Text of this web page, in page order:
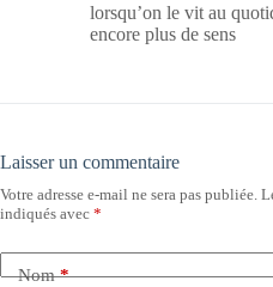
lorsqu’on le vit au
encore plus de sens
Laisser un commentaire
Votre adresse e-mail ne sera pas publiée.
indiqués avec *
Nom*